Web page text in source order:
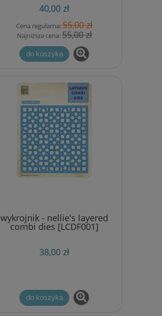
40,00 zł
Cena regularna:55,00 zł
Najniższa cena:55,00 zł
do koszyka
wykrojnik - nellie's layered
combi dies [LCDF001]
38,00 zł
do koszyka